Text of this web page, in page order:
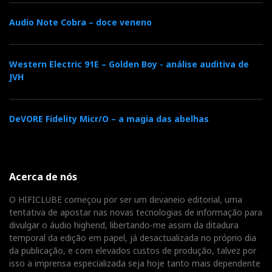
Audio Note Cobra – doce veneno
Western Electric 91E – Golden Boy - análise auditiva de
JVH
DeVORE Fidelity Micr/O – a magia das abelhas
Acerca de nós
O HIFICLUBE começou por ser um devaneio editorial, uma
tentativa de apostar nas novas tecnologias de informação para
divulgar o áudio highend, libertando-me assim da ditadura
temporal da edição em papel, já desactualizada no próprio dia
da publicação, e com elevados custos de produção, talvez por
isso a imprensa especializada seja hoje tanto mais dependente